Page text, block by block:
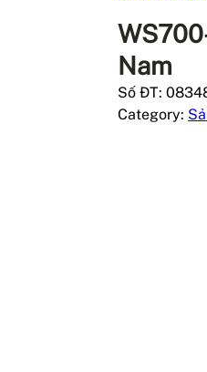
Nam
Số ĐT:
Category: